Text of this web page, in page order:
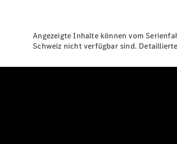
Angezeigte Inhalte können vom
Schweiz nicht verfügbar sind.